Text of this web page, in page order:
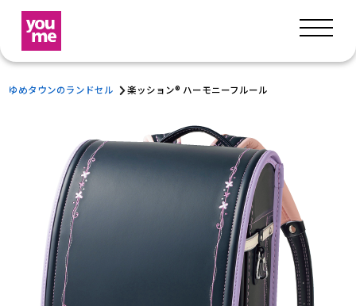
ゆめタウンのランドセル 楽ッション® ハーモニーフルール